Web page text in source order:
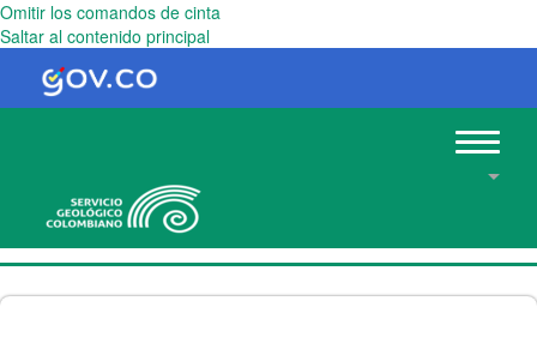
Omitir los comandos de cinta
Saltar al contenido principal
Toggle